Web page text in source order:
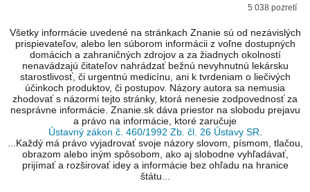
5 038 pozretí
Všetky informácie uvedené na stránkach Znanie sú od nezávislých
prispievateľov, alebo len súborom informácii z voľne dostupných
domácich a zahraničných zdrojov a za žiadnych okolností
nenavádzajú čitateľov nahrádzať bežnú nevyhnutnú lekársku
starostlivosť, či urgentnú medicínu, ani k tvrdeniam o liečivých
účinkoch produktov, či postupov. Názory autora sa nemusia
zhodovať s názormi tejto stránky, ktorá nenesie zodpovednosť za
nesprávne informácie. Znanie.sk dáva priestor na slobodu prejavu
a právo na informácie, ktoré zaručuje
Ústavný zákon č. 460/1992 Zb. čl. 26 Ústavy SR.
...Každý má právo vyjadrovať svoje názory slovom, písmom, tlačou,
obrazom alebo iným spôsobom, ako aj slobodne vyhľadávať,
prijímať a rozširovať idey a informácie bez ohľadu na hranice
štátu...